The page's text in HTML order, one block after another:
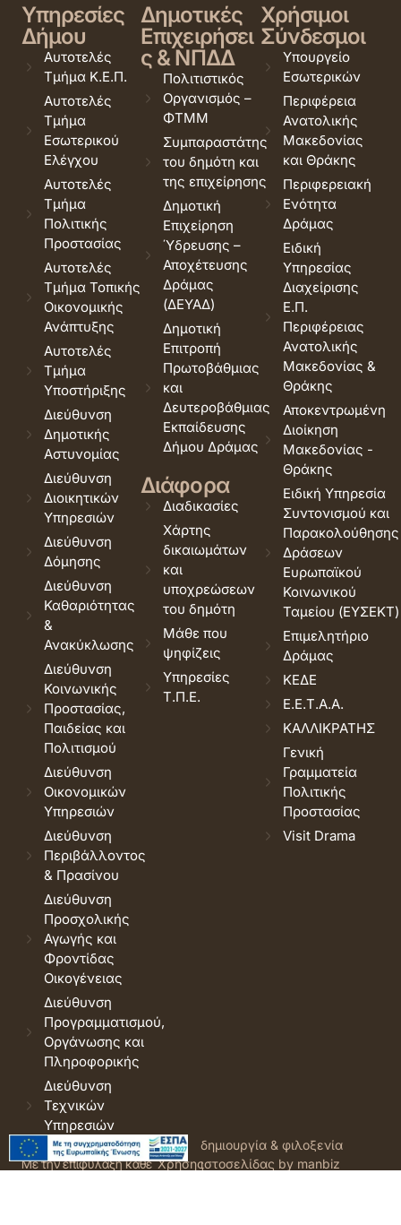
Υπηρεσίες
Δήμου
Αυτοτελές
Τμήμα Κ.Ε.Π.
Αυτοτελές
Τμήμα
Εσωτερικού
Ελέγχου
Αυτοτελές
Τμήμα
Πολιτικής
Προστασίας
Αυτοτελές
Τμήμα Τοπικής
Οικονομικής
Ανάπτυξης
Αυτοτελές
Τμήμα
Υποστήριξης
Διεύθυνση
Δημοτικής
Αστυνομίας
Διεύθυνση
Διοικητικών
Υπηρεσιών
Διεύθυνση
Δόμησης
Διεύθυνση
Καθαριότητας
&
Ανακύκλωσης
Διεύθυνση
Κοινωνικής
Προστασίας,
Παιδείας και
Πολιτισμού
Διεύθυνση
Οικονομικών
Υπηρεσιών
Διεύθυνση
Περιβάλλοντος
& Πρασίνου
Διεύθυνση
Προσχολικής
Αγωγής και
Φροντίδας
Οικογένειας
Διεύθυνση
Προγραμματισμού,
Οργάνωσης και
Πληροφορικής
Διεύθυνση
Τεχνικών
Υπηρεσιών
Δημοτικές
Επιχειρήσει
ς & ΝΠΔΔ
Πολιτιστικός
Οργανισμός –
ΦΤΜΜ
Συμπαραστάτης
του δημότη και
της επιχείρησης
Δημοτική
Επιχείρηση
Ύδρευσης –
Αποχέτευσης
Δράμας
(ΔΕΥΑΔ)
Δημοτική
Επιτροπή
Πρωτοβάθμιας
και
Δευτεροβάθμιας
Εκπαίδευσης
Δήμου Δράμας
Διάφορα
Διαδικασίες
Χάρτης
δικαιωμάτων
και
υποχρεώσεων
του δημότη
Μάθε που
ψηφίζεις
Υπηρεσίες
Τ.Π.Ε.
Χρήσιμοι
Σύνδεσμοι
Υπουργείο
Εσωτερικών
Περιφέρεια
Ανατολικής
Μακεδονίας
και Θράκης
Περιφερειακή
Ενότητα
Δράμας
Ειδική
Υπηρεσίας
Διαχείρισης
Ε.Π.
Περιφέρειας
Ανατολικής
Μακεδονίας &
Θράκης
Αποκεντρωμένη
Διοίκηση
Μακεδονίας -
Θράκης
Ειδική Υπηρεσία
Συντονισμού και
Παρακολούθησης
Δράσεων
Ευρωπαϊκού
Κοινωνικού
Ταμείου (ΕΥΣΕΚΤ)
Επιμελητήριο
Δράμας
ΚΕΔΕ
Ε.Ε.Τ.Α.Α.
ΚΑΛΛΙΚΡΑΤΗΣ
Γενική
Γραμματεία
Πολιτικής
Προστασίας
Visit Drama
© 2026 Δήμος Δράμας.
Με την επιφύλαξη κάθε
Όροι
Χρήσης
δημιουργία & φιλοξενία
ιστοσελίδας by manbiz